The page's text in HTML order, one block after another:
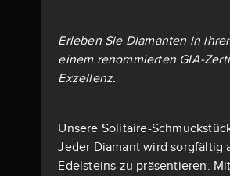
Erleben Sie Diamanten in
einem renommierten GIA-
Exzellenz.
Unsere Solitaire-
Jeder Diamant wird sorgfältig
Edelsteins zu präsentieren.